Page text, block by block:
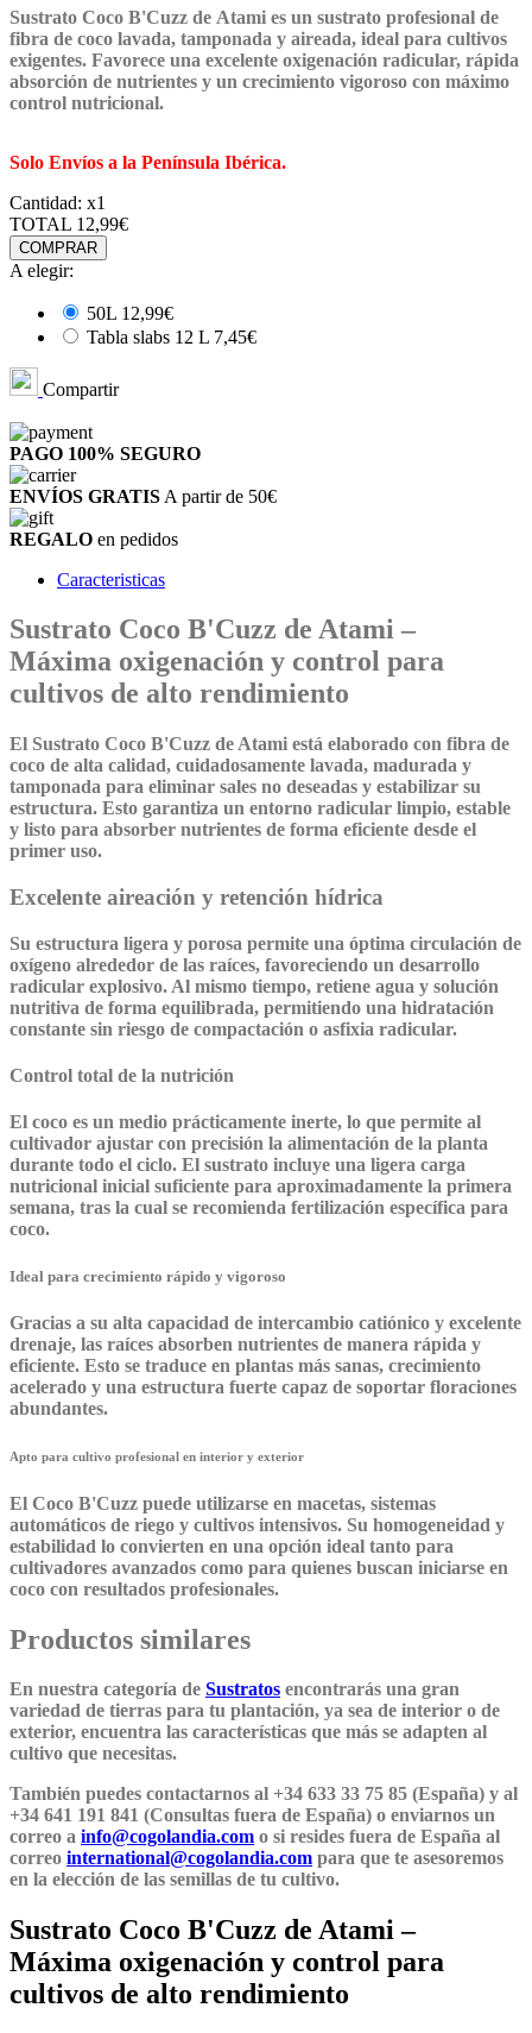
Sustrato Coco B'Cuzz de Atami es un sustrato profesional de
fibra de coco lavada, tamponada y aireada, ideal para cultivos
exigentes. Favorece una excelente oxigenación radicular, rápida
absorción de nutrientes y un crecimiento vigoroso con máximo
control nutricional.
Solo Envíos a la Península Ibérica.
Cantidad: x1
TOTAL 12,99€
COMPRAR
A elegir:
50L 12,99€
Tabla slabs 12 L 7,45€
Compartir
PAGO 100% SEGURO
ENVÍOS GRATIS A partir de 50€
REGALO en pedidos
Caracteristicas
Sustrato Coco B'Cuzz de Atami –
Máxima oxigenación y control para
cultivos de alto rendimiento
El Sustrato Coco B'Cuzz de Atami está elaborado con fibra de
coco de alta calidad, cuidadosamente lavada, madurada y
tamponada para eliminar sales no deseadas y estabilizar su
estructura. Esto garantiza un entorno radicular limpio, estable
y listo para absorber nutrientes de forma eficiente desde el
primer uso.
Excelente aireación y retención hídrica
Su estructura ligera y porosa permite una óptima circulación de
oxígeno alrededor de las raíces, favoreciendo un desarrollo
radicular explosivo. Al mismo tiempo, retiene agua y solución
nutritiva de forma equilibrada, permitiendo una hidratación
constante sin riesgo de compactación o asfixia radicular.
Control total de la nutrición
El coco es un medio prácticamente inerte, lo que permite al
cultivador ajustar con precisión la alimentación de la planta
durante todo el ciclo. El sustrato incluye una ligera carga
nutricional inicial suficiente para aproximadamente la primera
semana, tras la cual se recomienda fertilización específica para
coco.
Ideal para crecimiento rápido y vigoroso
Gracias a su alta capacidad de intercambio catiónico y excelente
drenaje, las raíces absorben nutrientes de manera rápida y
eficiente. Esto se traduce en plantas más sanas, crecimiento
acelerado y una estructura fuerte capaz de soportar floraciones
abundantes.
Apto para cultivo profesional en interior y exterior
El Coco B'Cuzz puede utilizarse en macetas, sistemas
automáticos de riego y cultivos intensivos. Su homogeneidad y
estabilidad lo convierten en una opción ideal tanto para
cultivadores avanzados como para quienes buscan iniciarse en
coco con resultados profesionales.
Productos similares
En nuestra categoría de Sustratos encontrarás una gran
variedad de tierras para tu plantación, ya sea de interior o de
exterior, encuentra las características que más se adapten al
cultivo que necesitas.
También puedes contactarnos al +34 633 33 75 85 (España) y al
+34 641 191 841 (Consultas fuera de España) o enviarnos un
correo a info@cogolandia.com o si resides fuera de España al
correo international@cogolandia.com para que te asesoremos
en la elección de las semillas de tu cultivo.
Sustrato Coco B'Cuzz de Atami –
Máxima oxigenación y control para
cultivos de alto rendimiento